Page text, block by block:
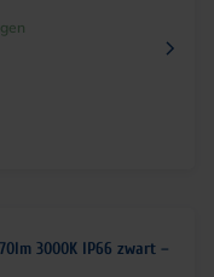
3000K IP66 zwart –